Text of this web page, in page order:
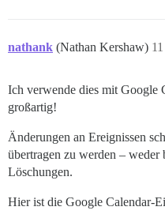
nathank (Nathan Kershaw) 11
Ich verwende dies mit Google
großartig!
Änderungen an Ereignissen
übertragen zu werden – weder
Löschungen.
Hier ist die Google Calendar-